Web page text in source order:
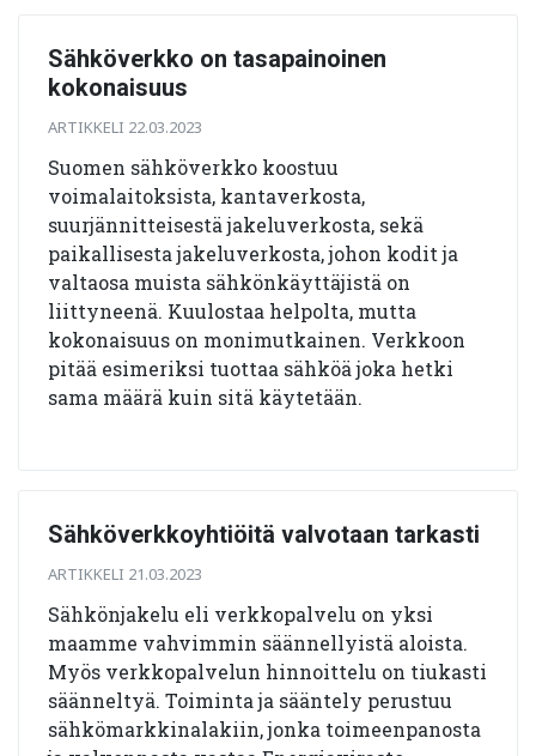
Sähköverkko on tasapainoinen
kokonaisuus
ARTIKKELI 22.03.2023
Suomen sähköverkko koostuu
voimalaitoksista, kantaverkosta,
suurjännitteisestä jakeluverkosta, sekä
paikallisesta jakeluverkosta, johon kodit ja
valtaosa muista sähkönkäyttäjistä on
liittyneenä. Kuulostaa helpolta, mutta
kokonaisuus on monimutkainen. Verkkoon
pitää esimeriksi tuottaa sähköä joka hetki
sama määrä kuin sitä käytetään.
Sähköverkkoyhtiöitä valvotaan tarkasti
ARTIKKELI 21.03.2023
Sähkönjakelu eli verkkopalvelu on yksi
maamme vahvimmin säännellyistä aloista.
Myös verkkopalvelun hinnoittelu on tiukasti
säänneltyä. Toiminta ja sääntely perustuu
sähkömarkkinalakiin, jonka toimeenpanosta